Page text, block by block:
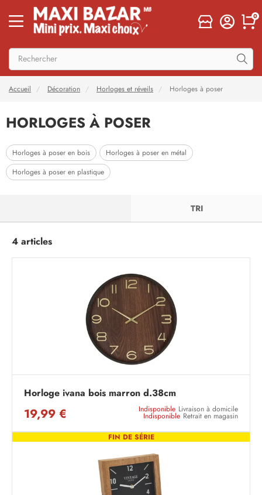
0
Accueil Décoration Horloges et réveils Horloges à poser
HORLOGES À POSER
Horloges à poser en bois Horloges à poser en métal
Horloges à poser en plastique
TRI
Horloge ivana bois marron d.38cm
19,99 € Indisponible Livraison à domicile
Indisponible Retrait en magasin
FIN DE SÉRIE
4 articles